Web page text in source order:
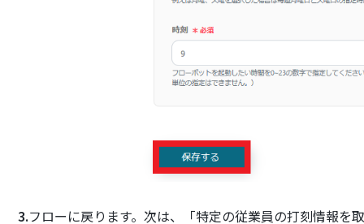
3.フローに戻ります。次は、「特定の従業員の打刻情報を